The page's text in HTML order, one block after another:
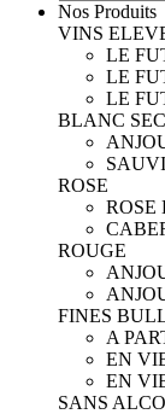
Nos Produits
VINS
LE
LE
LE
BLANC SEC
ROSE
ROSE
ROUGE
FINES
A
EN
EN
SANS